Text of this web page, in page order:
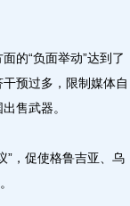
的“负面举动”达到了
预过多，限制媒体自
售武器。
，促使格鲁吉亚、乌